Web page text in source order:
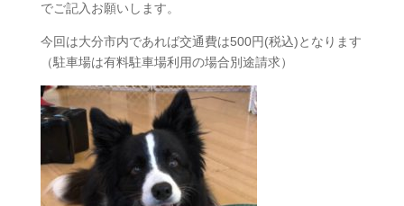
でご記入お願いします。
今回は大分市内であれば交通費は500円(税込)となります
（駐車場は有料駐車場利用の場合別途請求）